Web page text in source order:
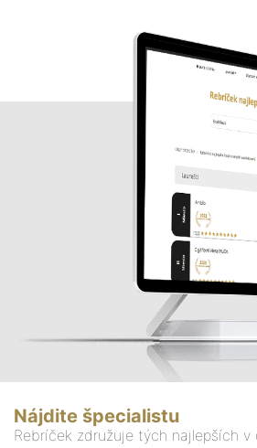
Nájdite špecialistu
Rebríček združuje tých najlepších v